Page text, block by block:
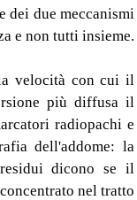
dei due meccanismi
e non tutti insieme.
velocità con cui il
più diffusa il
radiopachi e
dell'addome: la
dicono se il
nel tratto